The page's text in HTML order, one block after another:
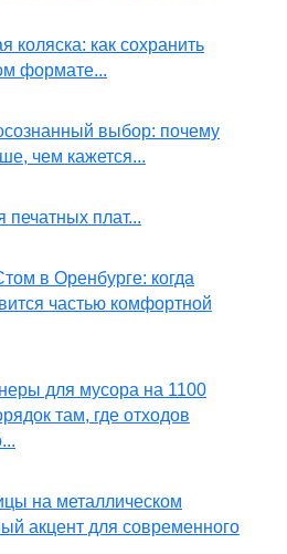
как сохранить
формате...
выбор: почему
чем кажется...
плат...
в Оренбурге: когда
частью комфортной
для мусора на 1100
там, где отходов
на металлическом
акцент для современного